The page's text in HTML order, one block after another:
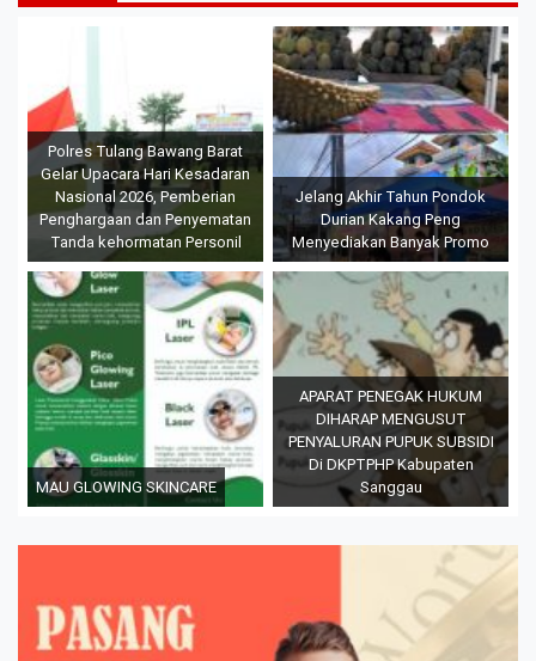
Polres Tulang Bawang Barat
Gelar Upacara Hari Kesadaran
Nasional 2026, Pemberian
Penghargaan dan Penyematan
Tanda kehormatan Personil
Jelang Akhir Tahun Pondok
Durian Kakang Peng
Menyediakan Banyak Promo
MAU GLOWING SKINCARE
APARAT PENEGAK HUKUM
DIHARAP MENGUSUT
PENYALURAN PUPUK SUBSIDI
Di DKPTPHP Kabupaten
Sanggau